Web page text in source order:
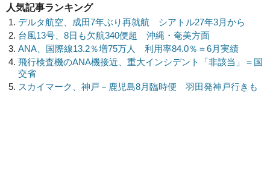
人気記事ランキング
デルタ航空、成田7年ぶり再就航 シアトル27年3月から
台風13号、8日も欠航340便超 沖縄・奄美方面
ANA、国際線13.2％増75万人 利用率84.0％＝6月実績
飛行検査機のANA機接近、重大インシデント「非該当」＝国
交省
スカイマーク、神戸－鹿児島8月臨時便 羽田発神戸行きも